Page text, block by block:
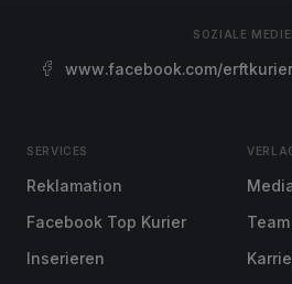
SOZIALE
www.facebook.com/
SERVICES
Reklamation
Facebook Top Kurier
Inserieren
Team